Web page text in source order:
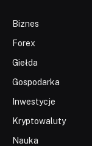
Biznes
Forex
Giełda
Gospodarka
Inwestycje
Kryptowaluty
Nauka